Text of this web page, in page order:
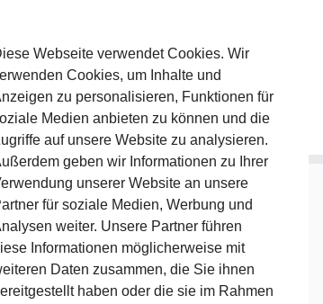
um Pommelsbrunn
Webseite verwendet Cookies. Wir
Cookies, um Inhalte und
zu personalisieren, Funktionen für
Medien anbieten zu können und die
auf unsere Website zu analysieren.
geben wir Informationen zu Ihrer
unserer Website an unsere
für soziale Medien, Werbung und
weiter. Unsere Partner führen
Informationen möglicherweise mit
Daten zusammen, die Sie ihnen
haben oder die sie im Rahmen